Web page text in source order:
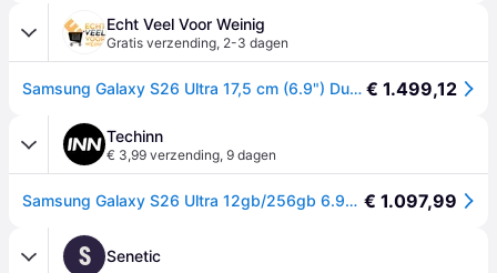
Echt Veel Voor Weinig
Gratis verzending, 2-3 dagen
Samsung Galaxy S26 Ultra 17,5 cm (6.9") Dual SIM Android 16.0 5G USB Type-C 12 GB 256 GB 5000 mAh Wit € 1.499,12
Techinn
€ 3,99 verzending, 9 dagen
Samsung Galaxy S26 Ultra 12gb/256gb 6.9´´ Smartphone Wit One Size / EU Plug 220V € 1.097,99
S Senetic